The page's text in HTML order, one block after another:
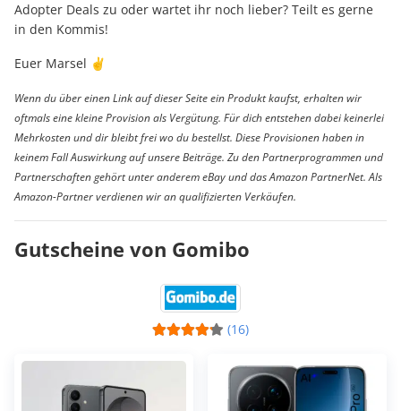
Adopter Deals zu oder wartet ihr noch lieber? Teilt es gerne
in den Kommis!
Euer Marsel ✌️
Wenn du über einen Link auf dieser Seite ein Produkt kaufst, erhalten wir
oftmals eine kleine Provision als Vergütung. Für dich entstehen dabei keinerlei
Mehrkosten und dir bleibt frei wo du bestellst. Diese Provisionen haben in
keinem Fall Auswirkung auf unsere Beiträge. Zu den Partnerprogrammen und
Partnerschaften gehört unter anderem eBay und das Amazon PartnerNet. Als
Amazon-Partner verdienen wir an qualifizierten Verkäufen.
Gutscheine von Gomibo
(16)